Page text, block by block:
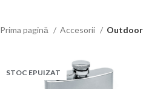
Prima pagină Accesorii Outdoor
STOC EPUIZAT